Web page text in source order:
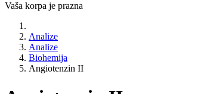
Vaša korpa je prazna
Analize
Analize
Biohemija
Angiotenzin II